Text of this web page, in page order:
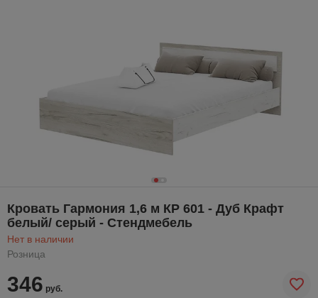
Кровать Гармония 1,6 м КР 601 - Дуб Крафт
белый/ серый - Стендмебель
Нет в наличии
Розница
346 руб.